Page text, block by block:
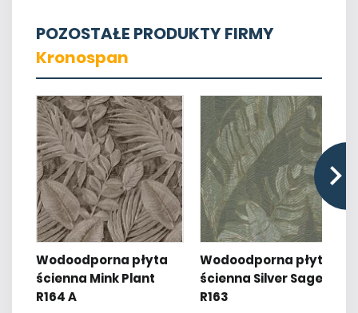
POZOSTAŁE PRODUKTY FIRMY
Kronospan
Wodoodporna płyta
ścienna Mink Plant
R164 A
Wodoodporna płyta
ścienna Silver Sage
R163